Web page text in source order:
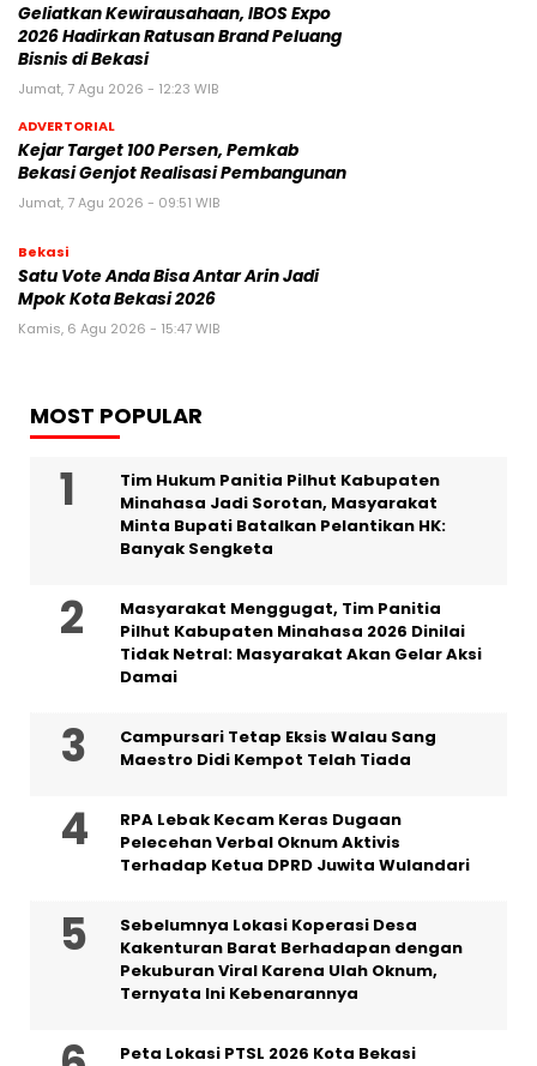
‎Geliatkan Kewirausahaan, IBOS Expo
2026 Hadirkan Ratusan Brand Peluang
Bisnis di Bekasi
Jumat, 7 Agu 2026 - 12:23 WIB
ADVERTORIAL
Kejar Target 100 Persen, Pemkab
Bekasi Genjot Realisasi Pembangunan
Jumat, 7 Agu 2026 - 09:51 WIB
Bekasi
Satu Vote Anda Bisa Antar Arin Jadi
Mpok Kota Bekasi 2026
Kamis, 6 Agu 2026 - 15:47 WIB
MOST POPULAR
Tim Hukum Panitia Pilhut Kabupaten
Minahasa Jadi Sorotan, Masyarakat
Minta Bupati Batalkan Pelantikan HK:
Banyak Sengketa
Masyarakat Menggugat, Tim Panitia
Pilhut Kabupaten Minahasa 2026 Dinilai
Tidak Netral: Masyarakat Akan Gelar Aksi
Damai
Campursari Tetap Eksis Walau Sang
Maestro Didi Kempot Telah Tiada
RPA Lebak Kecam Keras Dugaan
Pelecehan Verbal Oknum Aktivis
Terhadap Ketua DPRD Juwita Wulandari
Sebelumnya Lokasi Koperasi Desa
Kakenturan Barat Berhadapan dengan
Pekuburan Viral Karena Ulah Oknum,
Ternyata Ini Kebenarannya
Peta Lokasi PTSL 2026 Kota Bekasi